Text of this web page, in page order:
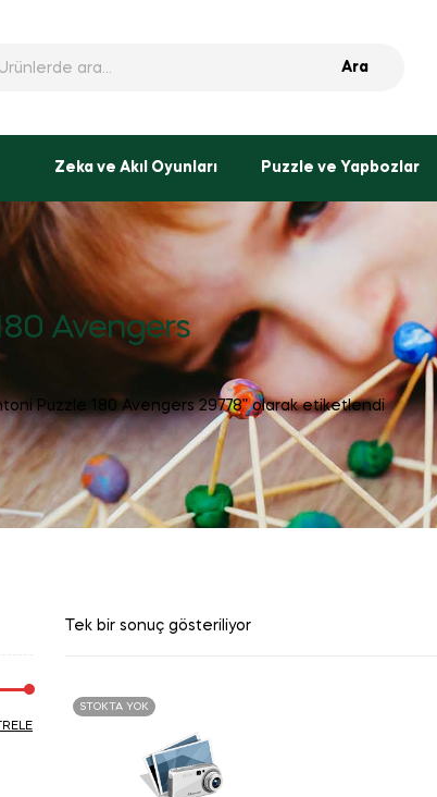
Ara
Zeka ve Akıl Oyunları Puzzle ve Yapbozlar
Avengers
Puzzle 180 Avengers 29778” olarak etiketlendi
Tek bir sonuç gösteriliyor
STOKTA YOK